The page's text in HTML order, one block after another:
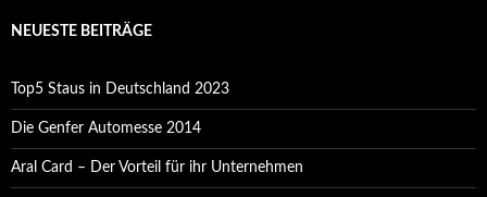
NEUESTE BEITRÄGE
Top5 Staus in Deutschland 2023
Die Genfer Automesse 2014
Aral Card – Der Vorteil für ihr Unternehmen